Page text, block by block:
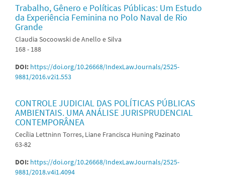
Trabalho, Gênero e Políticas Públicas: Um Estudo
da Experiência Feminina no Polo Naval de Rio
Grande
Claudia Socoowski de Anello e Silva
168 - 188
DOI: https://doi.org/10.26668/IndexLawJournals/2525-
9881/2016.v2i1.553
CONTROLE JUDICIAL DAS POLÍTICAS PÚBLICAS
AMBIENTAIS. UMA ANÁLISE JURISPRUDENCIAL
CONTEMPORÂNEA
Cecília Lettninn Torres, Liane Francisca Huning Pazinato
63-82
DOI: https://doi.org/10.26668/IndexLawJournals/2525-
9881/2018.v4i1.4094